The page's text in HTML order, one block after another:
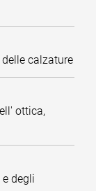
calzature
ottica,
degli